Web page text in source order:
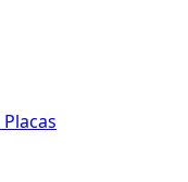
Placas